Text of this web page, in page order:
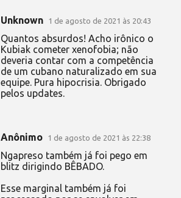
Unknown 1 de agosto de 2021 às 20:43
Quantos absurdos! Acho irônico o
Kubiak cometer xenofobia; não
deveria contar com a competência
de um cubano naturalizado em sua
equipe. Pura hipocrisia. Obrigado
pelos updates.
Anônimo 1 de agosto de 2021 às 22:38
Ngapreso também já foi pego em
blitz dirigindo BÊBADO.
Esse marginal também já foi